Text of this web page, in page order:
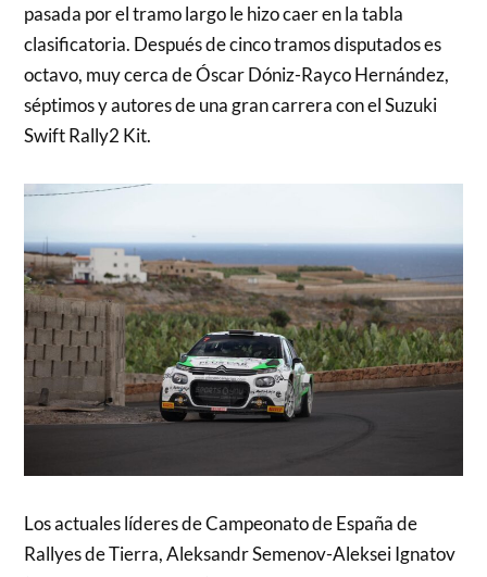
pasada por el tramo largo le hizo caer en la tabla
clasificatoria. Después de cinco tramos disputados es
octavo, muy cerca de Óscar Dóniz-Rayco Hernández,
séptimos y autores de una gran carrera con el Suzuki
Swift Rally2 Kit.
Los actuales líderes de Campeonato de España de
Rallyes de Tierra, Aleksandr Semenov-Aleksei Ignatov